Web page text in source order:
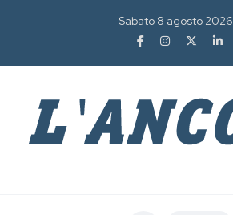
Sabato 8 agosto 2026